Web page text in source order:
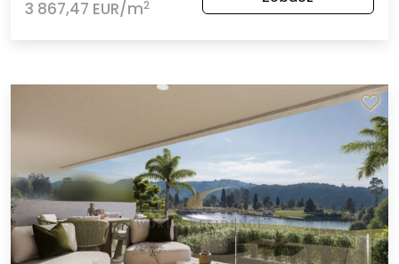
3 867,47 EUR/m2